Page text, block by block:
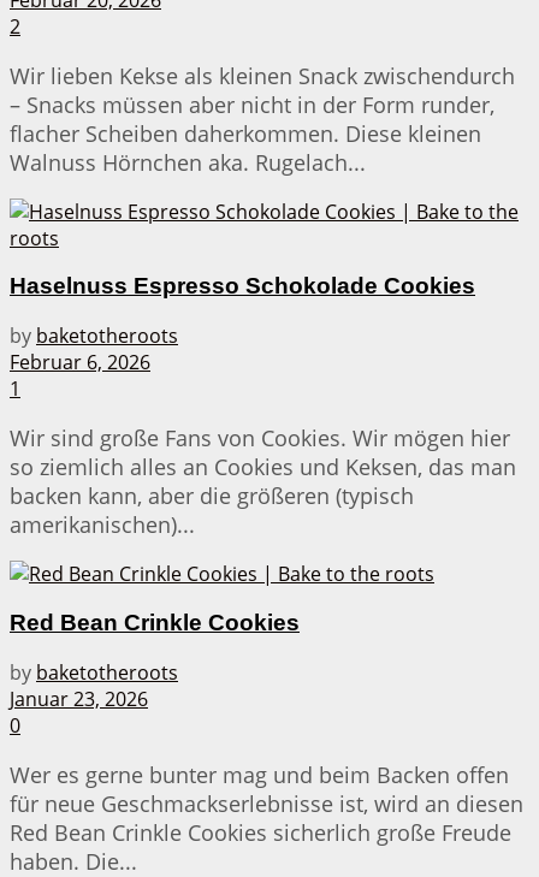
2
Wir lieben Kekse als kleinen Snack zwischendurch
– Snacks müssen aber nicht in der Form runder,
flacher Scheiben daherkommen. Diese kleinen
Walnuss Hörnchen aka. Rugelach...
Haselnuss Espresso Schokolade Cookies
by baketotheroots
Februar 6, 2026
1
Wir sind große Fans von Cookies. Wir mögen hier
so ziemlich alles an Cookies und Keksen, das man
backen kann, aber die größeren (typisch
amerikanischen)...
Red Bean Crinkle Cookies
by baketotheroots
Januar 23, 2026
0
Wer es gerne bunter mag und beim Backen offen
für neue Geschmackserlebnisse ist, wird an diesen
Red Bean Crinkle Cookies sicherlich große Freude
haben. Die...